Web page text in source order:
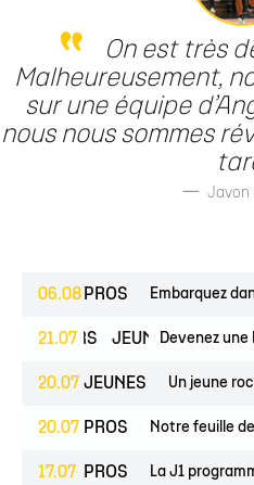
On est très
Malheureusement,
sur une équipe
nous nous sommes
Javon
06.08 PROS Embarquez
21.07
ESPOIRS JEUNES Devenez une
20.07 JEUNES Un jeune
20.07 PROS Notre feuille
17.07 PROS La J1